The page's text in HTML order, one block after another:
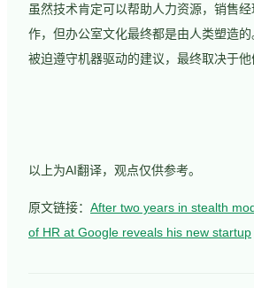
虽然技术肯定可以帮助人力资源，销售
作，但办公室文化最终都是由人类塑造
被迫遵守机器驱动的建议，最终取决于他
以上为AI翻译，观点仅供参考。
原文链接： After two years in stealth
of HR at Google reveals his new startup